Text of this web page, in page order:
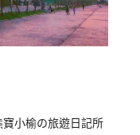
小榆の旅遊日記所